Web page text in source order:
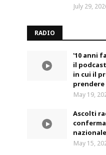
July 29,
RADIO
'10 anni
il
in cui il
May 19,
Ascolti
nazionale
May 15,